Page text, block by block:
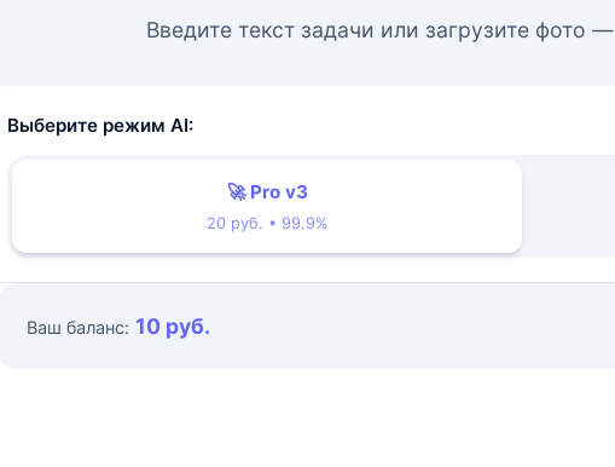
Введите текст задачи или загрузите фото
Выберите режим AI:
🚀 Pro v3
20 руб. • 99.9%
Ваш баланс: 10 руб.